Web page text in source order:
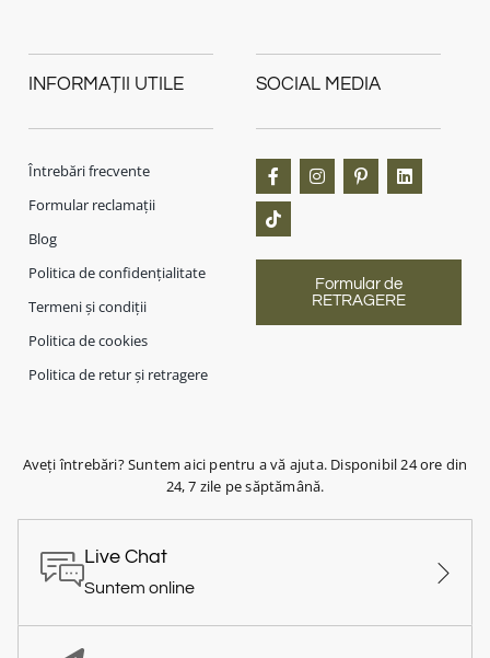
INFORMAȚII UTILE
Întrebări frecvente
Formular reclamații
Blog
Politica de confidențialitate
Termeni și condiții
Politica de cookies
Politica de retur și retragere
SOCIAL MEDIA
Formular de
RETRAGERE
Aveți întrebări? Suntem aici pentru a vă ajuta. Disponibil 24 ore din
24, 7 zile pe săptămână.
Live Chat
Suntem online